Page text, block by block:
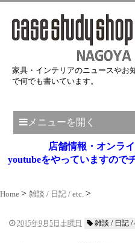
家具・インテリアのニュースやお
で何でも書いています。
メニューを開く
店舗情報・オンラ
youtubeをやっていますので
Home 雑談 / 日記 / etc.
2015年9月5日土曜日 雑談 / 日記 /